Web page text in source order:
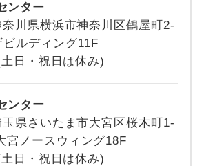
ンター
川県横浜市神奈川区鶴屋町2-
ルディング11F
日・祝日は休み)
ンター
県さいたま市大宮区桜木町1-
宮ノースウィング18F
日・祝日は休み)